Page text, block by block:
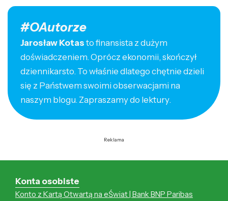
#OAutorze
Jarosław Kotas to finansista z dużym
doświadczeniem. Oprócz ekonomii, skończył
dziennikarsto. To właśnie dlatego chętnie dzieli
się z Państwem swoimi obserwacjami na
naszym blogu. Zapraszamy do lektury.
Reklama
Konta osobiste
Konto z Kartą Otwartą na eŚwiat | Bank BNP Paribas